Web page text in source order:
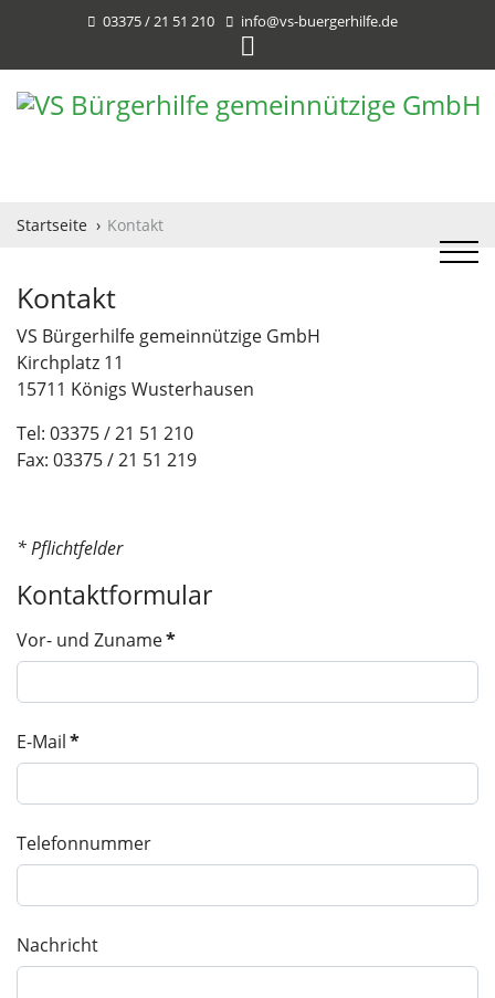
03375 / 21 51 210 info@vs-buergerhilfe.de
Startseite Kontakt
Kontakt
VS Bürgerhilfe gemeinnützige GmbH
Kirchplatz 11
15711 Königs Wusterhausen
Tel: 03375 / 21 51 210
Fax: 03375 / 21 51 219
* Pflichtfelder
Kontaktformular
Vor- und Zuname*
E-Mail*
Telefonnummer
Nachricht